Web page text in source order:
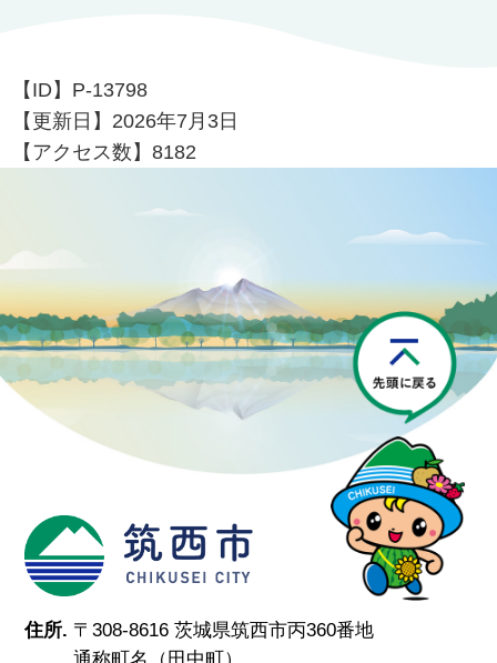
【ID】 P-13798
【更新日】 2026年7月3日
【アクセス数】8182
筑西市
住所. 〒308-8616 茨城県筑西市丙360番地